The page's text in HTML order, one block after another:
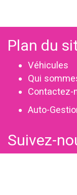
Plan du
Véhicules
Qui
Contactez-
Auto-
Suivez-